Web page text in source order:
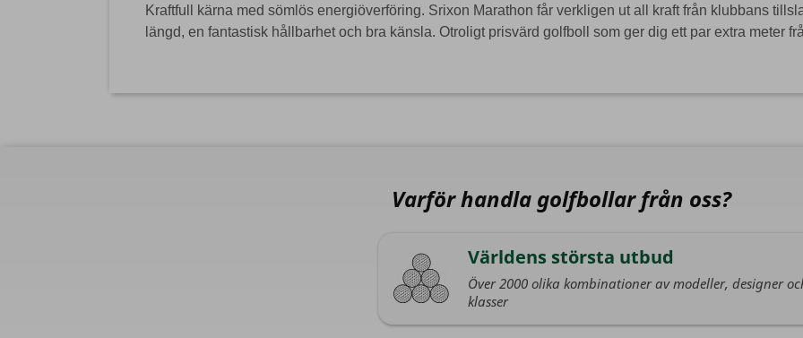
Kraftfull kärna med sömlös energiöverföring. Srixon Marathon får verkligen ut all kraft från klubbans
längd, en fantastisk hållbarhet och bra känsla. Otroligt prisvärd golfboll som ger dig ett par extra meter
Varför handla golfbollar från oss?
Världens största utbud
Över 2000 olika kombinationer av modeller, designer
klasser